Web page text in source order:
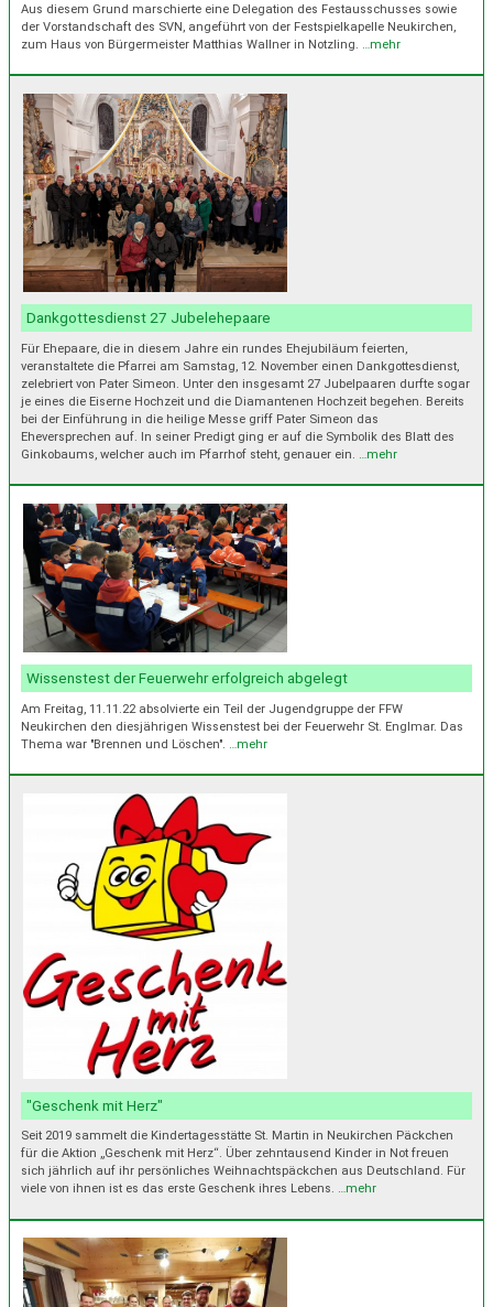
Aus diesem Grund marschierte eine Delegation des Festausschusses sowie
der Vorstandschaft des SVN, angeführt von der Festspielkapelle Neukirchen,
zum Haus von Bürgermeister Matthias Wallner in Notzling.
…mehr
Dankgottesdienst 27 Jubelehepaare
Für Ehepaare, die in diesem Jahre ein rundes Ehejubiläum feierten,
veranstaltete die Pfarrei am Samstag, 12. November einen Dankgottesdienst,
zelebriert von Pater Simeon. Unter den insgesamt 27 Jubelpaaren durfte sogar
je eines die Eiserne Hochzeit und die Diamantenen Hochzeit begehen. Bereits
bei der Einführung in die heilige Messe griff Pater Simeon das
Eheversprechen auf. In seiner Predigt ging er auf die Symbolik des Blatt des
Ginkobaums, welcher auch im Pfarrhof steht, genauer ein. …mehr
Wissenstest der Feuerwehr erfolgreich abgelegt
Am Freitag, 11.11.22 absolvierte ein Teil der Jugendgruppe der FFW
Neukirchen den diesjährigen Wissenstest bei der Feuerwehr St. Englmar. Das
Thema war "Brennen und Löschen".
…mehr
"Geschenk mit Herz"
Seit 2019 sammelt die Kindertagesstätte St. Martin in Neukirchen Päckchen
für die Aktion „Geschenk mit Herz“. Über zehntausend Kinder in Not freuen
sich jährlich auf ihr persönliches Weihnachtspäckchen aus Deutschland. Für
viele von ihnen ist es das erste Geschenk ihres Lebens. …mehr